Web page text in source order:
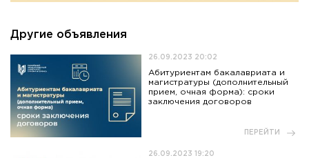
Другие объявления
26.09.2023 20:02
Абитуриентам бакалавриата и
магистратуры (дополнительный
прием, очная форма): сроки
заключения договоров
ПЕРЕЙТИ
26.09.2023 19:20